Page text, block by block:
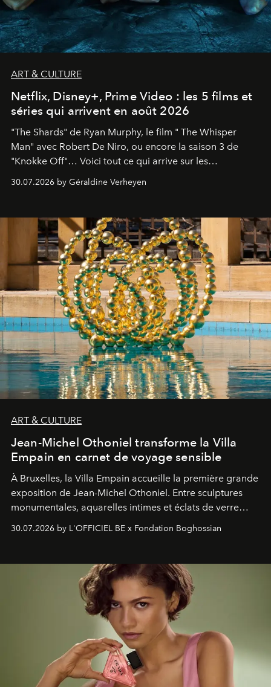
ART & CULTURE
Netflix, Disney+, Prime Video : les 5 films et
séries qui arrivent en août 2026
"The Shards" de Ryan Murphy, le film " The Whisper
Man" avec Robert De Niro, ou encore la saison 3 de
"Knokke Off"… Voici tout ce qui arrive sur les
plateformes de streaming en août 2026.
30.07.2026 by Géraldine Verheyen
ART & CULTURE
Jean-Michel Othoniel transforme la Villa
Empain en carnet de voyage sensible
À Bruxelles, la Villa Empain accueille la première grande
exposition de Jean-Michel Othoniel. Entre sculptures
monumentales, aquarelles intimes et éclats de verre
soufflé, l’artiste français compose un itinéraire
émotionnel où chaque œuvre devient le souvenir
émerveillement.
30.07.2026 by L'OFFICIEL BE x Fondation Boghossian